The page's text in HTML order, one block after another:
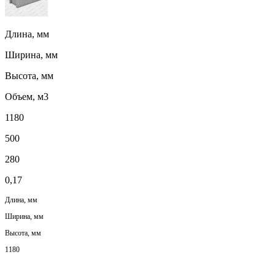
Длина, мм
Ширина, мм
Высота, мм
Объем, м3
1180
500
280
0,17
Длина, мм
Ширина, мм
Высота, мм
1180